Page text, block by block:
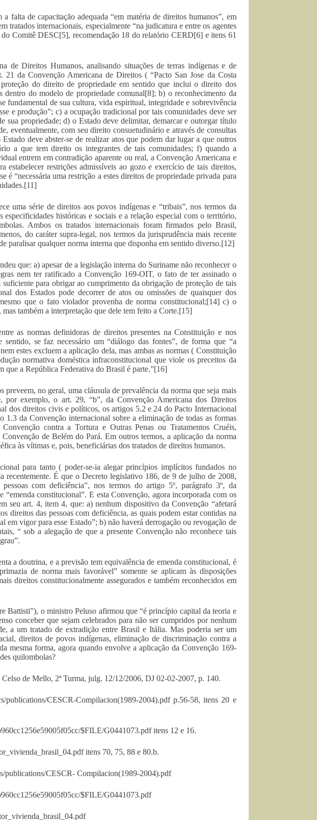
falta de capacitação adequada “em matéria de direitos humanos”, em
tratados internacionais, especialmente “na judicatura e entre os agentes
Comitê DESC[5], recomendação 18 do relatório CERD[6] e itens 61
de Direitos Humanos, analisando situações de terras indígenas e de
21 da Convenção Americana de Direitos ( “Pacto San Jose da Costa
do direito de propriedade em sentido que inclui o direito dos
dentro do modelo de propriedade comunal[8]; b) o reconhecimento da
fundamental de sua cultura, vida espiritual, integridade e sobrevivência
e produção”; c) a ocupação tradicional por tais comunidades deve ser
sua propriedade; d) o Estado deve delimitar, demarcar e outorgar título
eventualmente, com seu direito consuetudinário e através de consultas
deve abster-se de realizar atos que podem dar lugar a que outros
a que tem direito os integrantes de tais comunidades; f) quando a
entrem em contradição aparente ou real, a Convenção Americana e
estabelecer restrições admissíveis ao gozo e exercício de tais direitos,
é “necessária uma restrição a estes direitos de propriedade privada para
uma série de direitos aos povos indígenas e “tribais”, nos termos da
históricas e sociais e a relação especial com o território,
Ambos os tratados internacionais foram firmados pelo Brasil,
do caráter supra-legal, nos termos da jurisprudência mais recente
paralisar qualquer norma interna que disponha em sentido diverso.[12]
que: a) apesar de a legislação interna do Suriname não reconhecer o
nem ter ratificado a Convenção 169-OIT, o fato de ter assinado o
para obrigar ao cumprimento da obrigação de proteção de tais
dos Estados pode decorrer de atos ou omissões de quaisquer dos
que o fato violador provenha de norma constitucional;[14] c) o
também a interpretação que dele tem feito a Corte.[15]
as normas definidoras de direitos presentes na Constituição e nos
sentido, se faz necessário um “diálogo das fontes”, de forma que “a
estes excluem a aplicação dela, mas ambas as normas ( Constituição
normativa doméstica infraconstitucional que viole os preceitos da
que a República Federativa do Brasil é parte.”[16]
preveem, no geral, uma cláusula de prevalência da norma que seja mais
por exemplo, o art. 29, “b”, da Convenção Americana dos Direitos
dos direitos civis e políticos, os artigos 5.2 e 24 do Pacto Internacional
1.3 da Convenção internacional sobre a eliminação de todas as formas
contra a Tortura e Outras Penas ou Tratamentos Cruéis,
de Belém do Pará. Em outros termos, a aplicação da norma
às vítimas e, pois, beneficiárias dos tratados de direitos humanos.
para tanto ( poder-se-ia alegar princípios implícitos fundados no
recentemente. É que o Decreto legislativo 186, de 9 de julho de 2008,
com deficiência”, nos termos do artigo 5º, parágrafo 3º, da
“emenda constitucional”. E esta Convenção, agora incorporada com os
seu art. 4, item 4, que: a) nenhum dispositivo da Convenção “afetará
direitos das pessoas com deficiência, as quais podem estar contidas na
em vigor para esse Estado”; b) não haverá derrogação ou revogação de
“ sob a alegação de que a presente Convenção não reconhece tais
a doutrina, e a previsão tem equivalência de emenda constitucional, é
de norma mais favorável” somente se aplicam às disposições
direitos constitucionalmente assegurados e também reconhecidos em
Battisti”), o ministro Peluso afirmou que “é princípio capital da teoria e
conceber que sejam celebrados para não ser cumpridos por nenhum
a um tratado de extradição entre Brasil e Itália. Mas poderia ser um
direitos de povos indígenas, eliminação de discriminação contra a
mesma forma, agora quando envolve a aplicação da Convenção 169-
quilombolas?
de Mello, 2ª Turma, julg. 12/12/2006, DJ 02-02-2007, p. 140.
publications/CESCR-Compilacion(1989-2004).pdf p.56-58, itens 20 e
$FILE/G0441073.pdf itens 12 e 16.
itens 70, 75, 88 e 80.b.
publications/CESCR- Compilacion(1989-2004).pdf
$FILE/G0441073.pdf